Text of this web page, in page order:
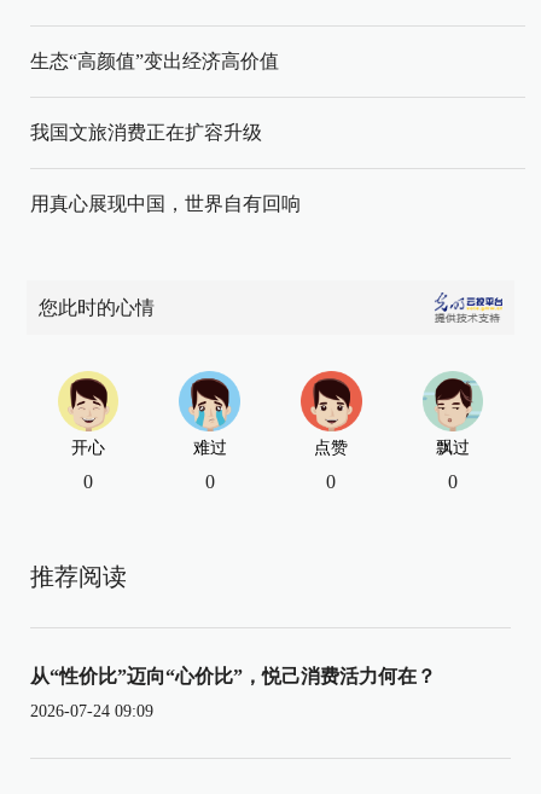
生态“高颜值”变出经济高价值
我国文旅消费正在扩容升级
用真心展现中国，世界自有回响
您此时的心情
开心
0
难过
0
点赞
0
飘过
0
推荐阅读
从“性价比”迈向“心价比”，悦己消费活力何在？
2026-07-24 09:09